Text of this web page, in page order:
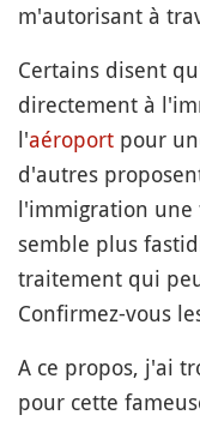
m'autorisant à
Certains disent
directement à
l'aéroport pour
d'autres
l'immigration une
semble plus
traitement qui
Confirmez-vous
A ce propos, j'ai
pour cette